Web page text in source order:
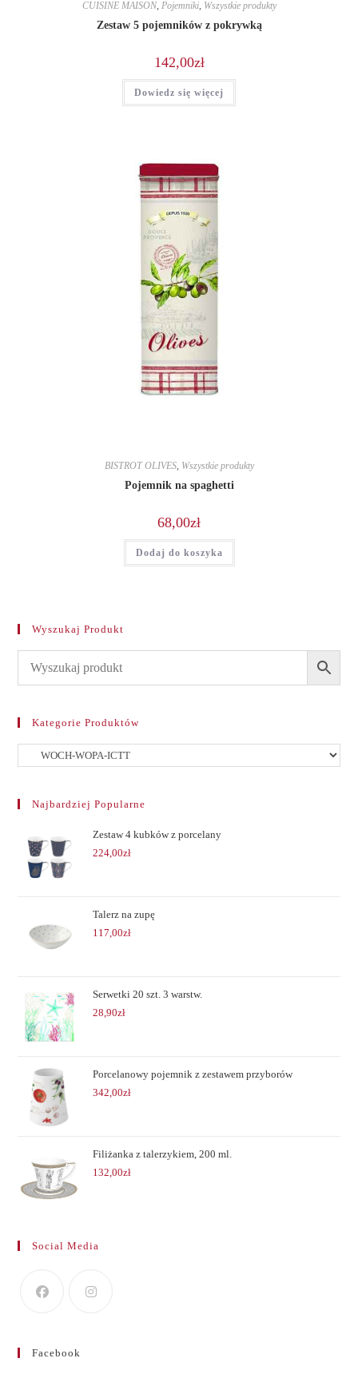
CUISINE MAISON, Pojemniki, Wszystkie produkty
Zestaw 5 pojemników z pokrywką
142,00zł
Dowiedz się więcej
BISTROT OLIVES, Wszystkie produkty
Pojemnik na spaghetti
68,00zł
Dodaj do koszyka
Wyszukaj Produkt
Kategorie Produktów
Najbardziej Popularne
Zestaw 4 kubków z porcelany
224,00zł
Talerz na zupę
117,00zł
Serwetki 20 szt. 3 warstw.
28,90zł
Porcelanowy pojemnik z zestawem przyborów
342,00zł
Filiżanka z talerzykiem, 200 ml.
132,00zł
Social Media
Facebook